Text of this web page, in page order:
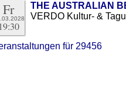
Fr
19:30
THE AUSTRALIAN
VERDO Kultur- &
für 29456